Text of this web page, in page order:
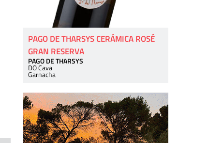
PAGO DE THARSYS CERÁMICA ROSÉ
GRAN RESERVA
PAGO DE THARSYS
DO Cava
Garnacha